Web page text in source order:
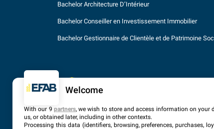
Bachelor Architecture D’Intérieur
Bachelor Conseiller en Investissement Immobilier
Bachelor Gestionnaire de Clientèle et de Patrimoine
Welcome
With our 9 partners, we wish to store and access information on your
us, or obtained later, including in other contexts.
Processing this data (identifiers, browsing, preferences, purchases,